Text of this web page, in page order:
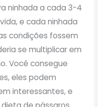
ninhada a cada 3-4
e cada ninhada
condições fossem
se multiplicar em
Você consegue
eles podem
interessantes, e